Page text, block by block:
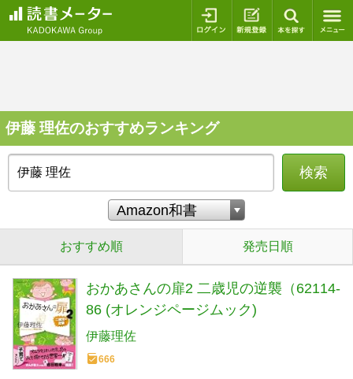
ログイン 新規登録
伊藤 理佐のおすすめランキング
検索
おすすめ順 発売日順
おかあさんの扉2 二歳児の逆襲（62114-
86 (オレンジページムック)
伊藤理佐
666